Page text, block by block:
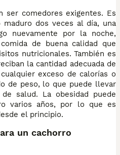
ser comedores exigentes. Es
dos veces al día, una
nuevamente por la noche,
de buena calidad que
nutricionales. También es
la cantidad adecuada de
exceso de calorías o
de peso, lo que puede llevar
salud. La obesidad puede
varios años, por lo que es
el principio.
un cachorro